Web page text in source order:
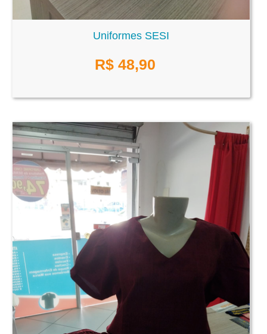
Uniformes SESI
R$ 48,90